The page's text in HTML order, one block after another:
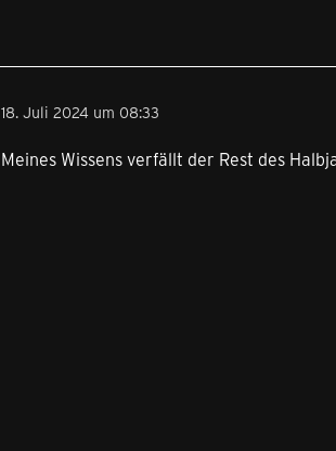
18. Juli 2024 um 08:33
Meines Wissens verfällt der Rest des